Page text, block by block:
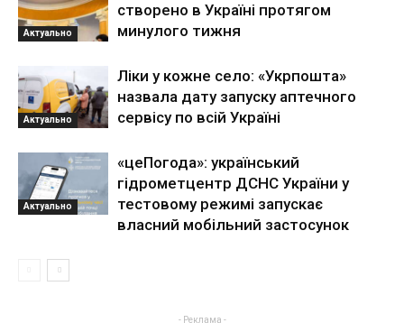
Актуально
створено в Україні протягом
минулого тижня
Актуально
Ліки у кожне село: «Укрпошта»
назвала дату запуску аптечного
сервісу по всій Україні
Актуально
«цеПогода»: український
гідрометцентр ДСНС України у
тестовому режимі запускає
власний мобільний застосунок
- Реклама -